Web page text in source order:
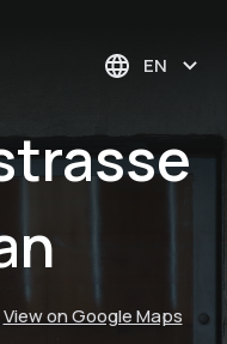
EN
View on Google Maps